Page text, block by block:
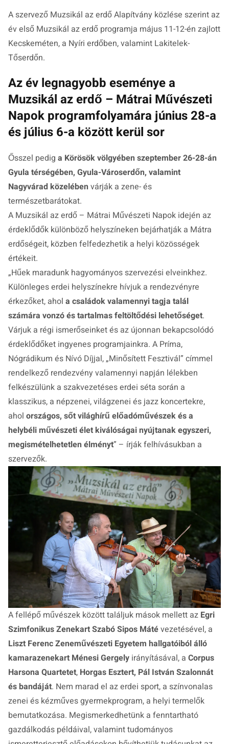
A szervező Muzsikál az erdő Alapítvány közlése szerint az
év első Muzsikál az erdő programja május 11-12-én zajlott
Kecskeméten, a Nyíri erdőben, valamint Lakitelek-
Tőserdőn.
Az év legnagyobb eseménye a
Muzsikál az erdő – Mátrai Művészeti
Napok programfolyamára június 28-a
és július 6-a között kerül sor
Ősszel pedig a Körösök völgyében szeptember 26-28-án
Gyula térségében, Gyula-Városerdőn, valamint
Nagyvárad közelében várják a zene- és
természetbarátokat.
A Muzsikál az erdő – Mátrai Művészeti Napok idején az
érdeklődők különböző helyszíneken bejárhatják a Mátra
erdőségeit, közben felfedezhetik a helyi közösségek
értékeit.
„Hűek maradunk hagyományos szervezési elveinkhez.
Különleges erdei helyszínekre hívjuk a rendezvényre
érkezőket, ahol a családok valamennyi tagja talál
számára vonzó és tartalmas feltöltődési lehetőséget.
Várjuk a régi ismerőseinket és az újonnan bekapcsolódó
érdeklődőket ingyenes programjainkra. A Príma,
Nógrádikum és Nívó Díjjal, „Minősített Fesztivál” címmel
rendelkező rendezvény valamennyi napján lélekben
felkészülünk a szakvezetéses erdei séta során a
klasszikus, a népzenei, világzenei és jazz koncertekre,
ahol országos, sőt világhírű előadóművészek és a
helybéli művészeti élet kiválóságai nyújtanak egyszeri,
megismételhetetlen élményt” – írják felhívásukban a
szervezők.
A fellépő művészek között találjuk mások mellett az Egri
Szimfonikus Zenekart Szabó Sipos Mátévezetésével, a
Liszt Ferenc Zeneművészeti Egyetem hallgatóiból álló
kamarazenekart Ménesi Gergely irányításával, a Corpus
Harsona Quartetet, Horgas Esztert, Pál István Szalonnát
és bandáját. Nem marad el az erdei sport, a színvonalas
zenei és kézműves gyermekprogram, a helyi termelők
bemutatkozása. Megismerkedhetünk a fenntartható
gazdálkodás példáival, valamint tudományos